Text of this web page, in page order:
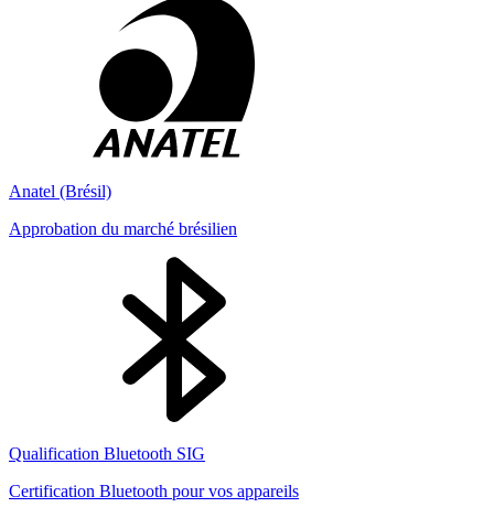
Anatel (Brésil)
Approbation du marché brésilien
Qualification Bluetooth SIG
Certification Bluetooth pour vos appareils